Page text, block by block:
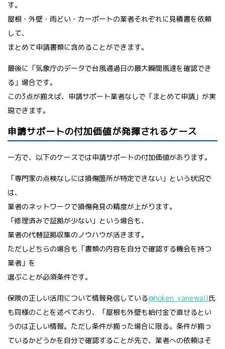
す。
屋根・外壁・雨どい・カーポートの業者それぞれに見積書を依頼
して、
まとめて申請書類に含めることができます。
最後に「気象庁のデータで台風通過日の最大瞬間風速を確認でき
る」場合です。
この3点が揃えば、申請サポート業者なしで「まとめて申請」が実
現できます。
申請サポートの付加価値が発揮されるケース
一方で、以下のケースでは申請サポートの付加価値があります。
「専門家の点検なしには損傷箇所が特定できない」という状況で
は、
業者のネットワークで損傷発見の精度が上がります。
「修理済みで証拠が少ない」という場合も、
業者の代替証拠収集のノウハウが活きます。
ただしどちらの場合も「書類の内容を自分で確認する機会を持つ
業者」を
選ぶことが必須条件です。
保険の正しい活用について情報発信している@hoken_yanewall氏
も同様のことを述べており、「屋根も外壁も給付金で直せるとい
うのは正しい情報。ただし条件が揃った場合に限る。条件が揃っ
ているかどうかを自分で確認することが先で、業者への依頼はそ